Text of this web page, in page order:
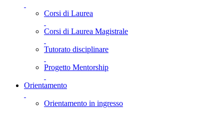
Corsi di Laurea
Corsi di Laurea Magistrale
Tutorato disciplinare
Progetto Mentorship
Orientamento
Orientamento in ingresso